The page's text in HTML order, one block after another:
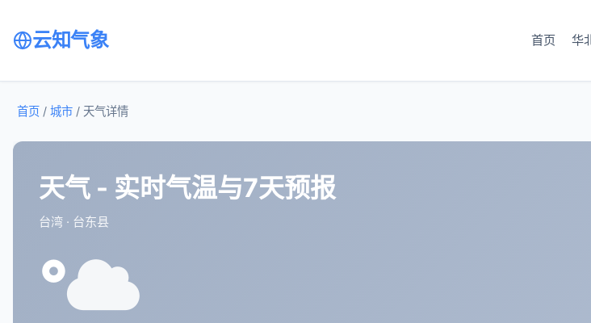
云知气象 首页 华
首页 / 城市 / 天气详情
天气 - 实时气温与7天预报
台湾 · 台东县
°